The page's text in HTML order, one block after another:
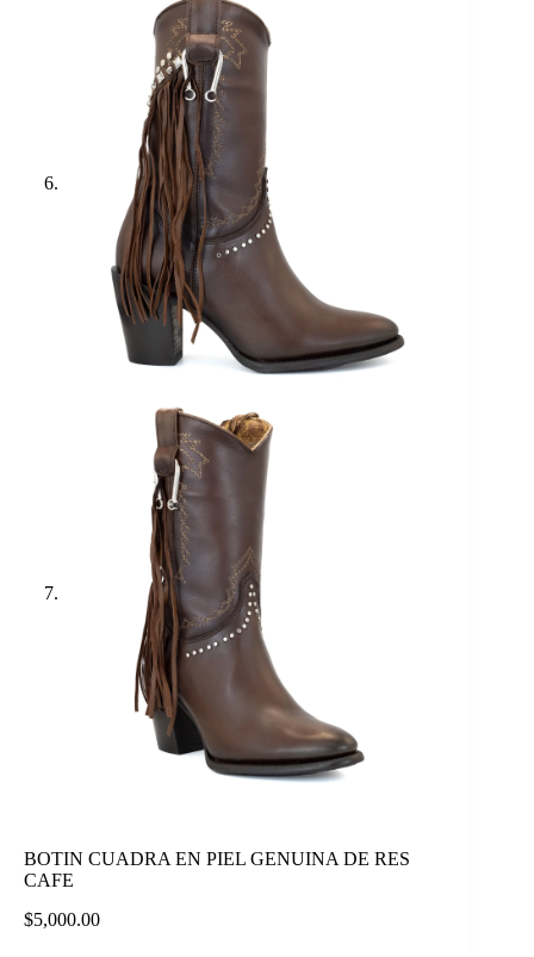
BOTIN CUADRA EN PIEL GENUINA DE RES
CAFE
$5,000.00